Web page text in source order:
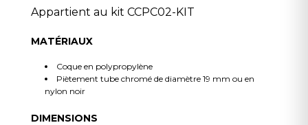
Appartient au kit CCPC02-KIT
MATÉRIAUX
Coque en polypropylène
Piètement tube chromé de diamètre 19 mm ou en
nylon noir
DIMENSIONS